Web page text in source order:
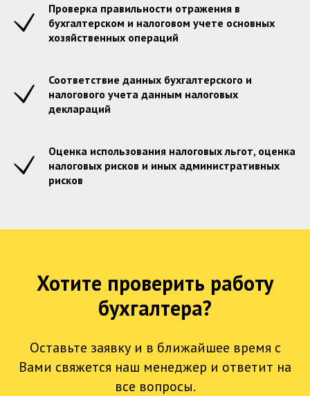
Проверка правильности отражения в
бухгалтерском и налоговом учете основных
хозяйственных операций
Соответствие данных бухгалтерского и
налогового учета данным налоговых
деклараций
Оценка использования налоговых льгот, оценка
налоговых рисков и иных административных
рисков
Хотите проверить работу
бухгалтера?
Оставьте заявку и в ближайшее время с
Вами свяжется наш менеджер и ответит на
все вопросы.